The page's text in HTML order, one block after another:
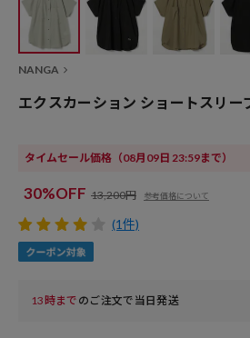
NANGA
エクスカーション ショートスリー
タイムセール価格 （08月09日 23:59まで）
30%OFF 13,200円 参考価格について
(1件)
13時まで のご注文で当日発送